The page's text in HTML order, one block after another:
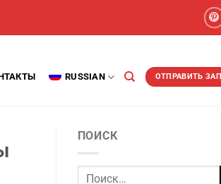
RUSSIAN ОТПРАВИТЬ
ПОИСК